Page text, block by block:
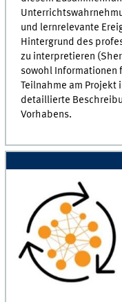
und lernrelevante
Hintergrund des
zu interpretieren
sowohl Informationen
Teilnahme am Projekt
detaillierte
Vorhabens.